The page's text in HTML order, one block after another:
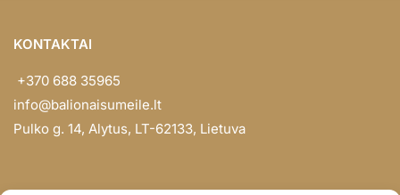
KONTAKTAI
+370 688 35965
info@balionaisumeile.lt
Pulko g. 14, Alytus, LT-62133, Lietuva